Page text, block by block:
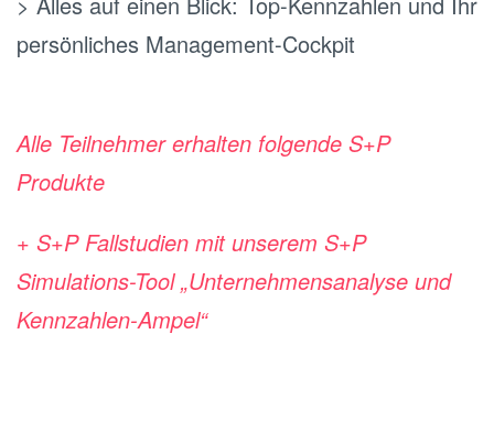
persönliches Management-Cockpit
Alle Teilnehmer erhalten folgende S+P
Produkte
+ S+P Fallstudien mit unserem S+P
Simulations-Tool „Unternehmensanalyse und
Kennzahlen-Ampel“